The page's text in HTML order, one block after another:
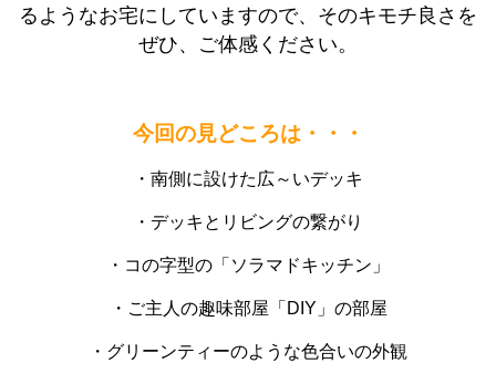
るようなお宅にしていますので、そのキモチ良さを
ぜひ、ご体感ください。
今回の見どころは・・・
・南側に設けた広～いデッキ
・デッキとリビングの繋がり
・コの字型の「ソラマドキッチン」
・ご主人の趣味部屋「DIY」の部屋
・グリーンティーのような色合いの外観